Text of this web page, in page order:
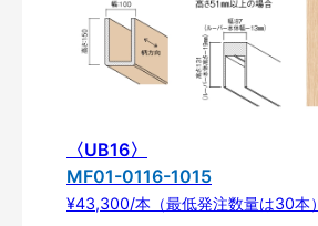
〈UB16〉
MF01-0116-1015
¥43,300/本（最低発注数量は30本）